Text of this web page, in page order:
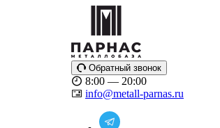
Обратный звонок
8:00 — 20:00
info@metall-parnas.ru